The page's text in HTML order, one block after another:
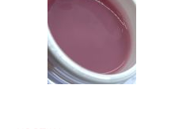
Гель-пластилин
Кисти
Типсы, формы, клей